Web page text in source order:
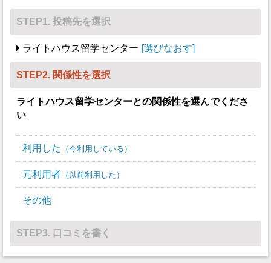
STEP1. 投稿先を選択
ライトハウス留学センター 選びなおす
STEP2. 関係性を選択
ライトハウス留学センターとの関係性を選んでくださ
い
利用した 今利用している
元利用者 以前利用した
その他
STEP3. 口コミを書く